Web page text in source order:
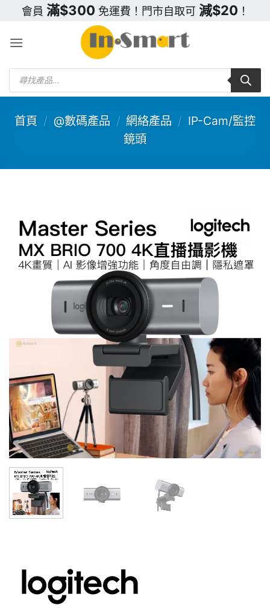
content
會員 滿$300 免運費！門市自取可 減$20 ！
Products
search
首頁 / @數碼產品 / 網絡產品 / IP-Cam/監控
鏡頭